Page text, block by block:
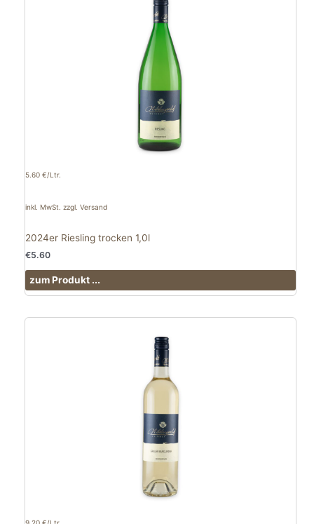
5.60 €/Ltr.
inkl. MwSt. zzgl. Versand
2024er Riesling trocken 1,0l
€5.60
zum Produkt ...